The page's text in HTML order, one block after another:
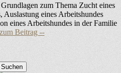
zum Thema Zucht eines
Auslastung eines Arbeitshundes
eines Arbeitshundes in der Familie